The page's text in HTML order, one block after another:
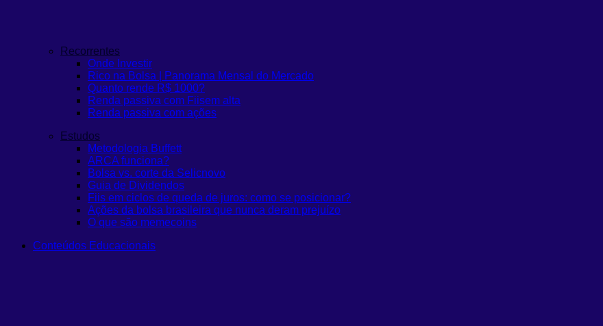
Recorrentes
Onde Investir
Rico na Bolsa | Panorama Mensal do Mercado
Quanto rende R$ 1000?
Renda passiva com Fiisem alta
Renda passiva com ações
Estudos
Metodologia Buffett
ARCA funciona?
Bolsa vs. corte da Selicnovo
Guia de Dividendos
Fiis em ciclos de queda de juros: como se posicionar?
Ações da bolsa brasileira que nunca deram prejuízo
O que são memecoins
Conteúdos Educacionais